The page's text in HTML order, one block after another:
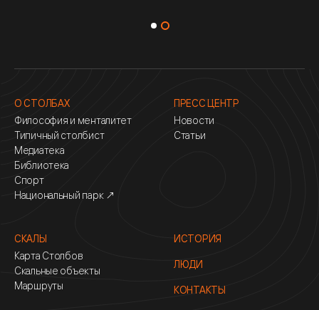
О СТОЛБАХ
Философия и менталитет
Типичный столбист
Медиатека
Библиотека
Спорт
Национальный парк ↗
ПРЕСС ЦЕНТР
Новости
Статьи
СКАЛЫ
Карта Столбов
Скальные объекты
Маршруты
ИСТОРИЯ
ЛЮДИ
КОНТАКТЫ